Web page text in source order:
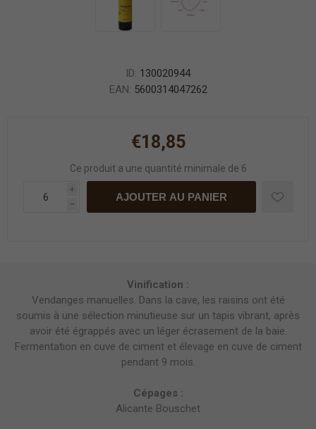
ID: 130020944
EAN: 5600314047262
€18,85
Ce produit a une quantité minimale de 6
i
h
AJOUTER AU PANIER
Vinification :
Vendanges manuelles. Dans la cave, les raisins ont été
soumis à une sélection minutieuse sur un tapis vibrant, après
avoir été égrappés avec un léger écrasement de la baie.
Fermentation en cuve de ciment et élevage en cuve de ciment
pendant 9 mois.
Cépages :
Alicante Bouschet